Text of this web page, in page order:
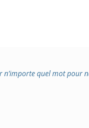
n’importe quel mot pour